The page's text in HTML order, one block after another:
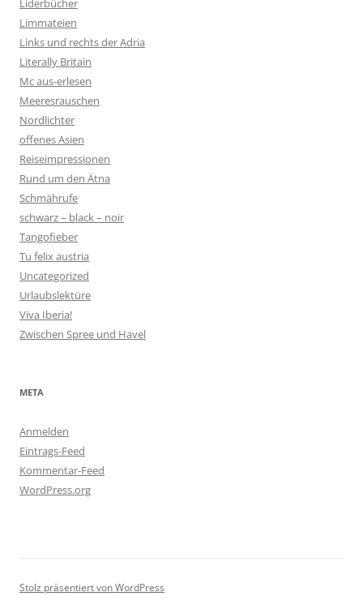
Liderbücher
Limmateien
Links und rechts der Adria
Literally Britain
Mc aus-erlesen
Meeresrauschen
Nordlichter
offenes Asien
Reiseimpressionen
Rund um den Ätna
Schmährufe
schwarz – black – noir
Tangofieber
Tu felix austria
Uncategorized
Urlaubslektüre
Viva Iberia!
Zwischen Spree und Havel
META
Anmelden
Eintrags-Feed
Kommentar-Feed
WordPress.org
Stolz präsentiert von WordPress